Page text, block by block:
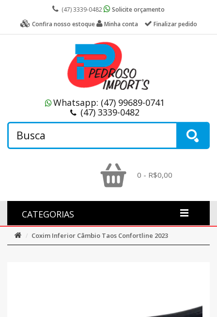
(47) 3339-0482
Solicite orçamento
Confira nosso estoque
Minha conta Finalizar pedido
Whatsapp: (47) 99689-0741
(47) 3339-0482
0 - R$0,00
CATEGORIAS
Coxim Inferior Câmbio Taos Confortline 2023